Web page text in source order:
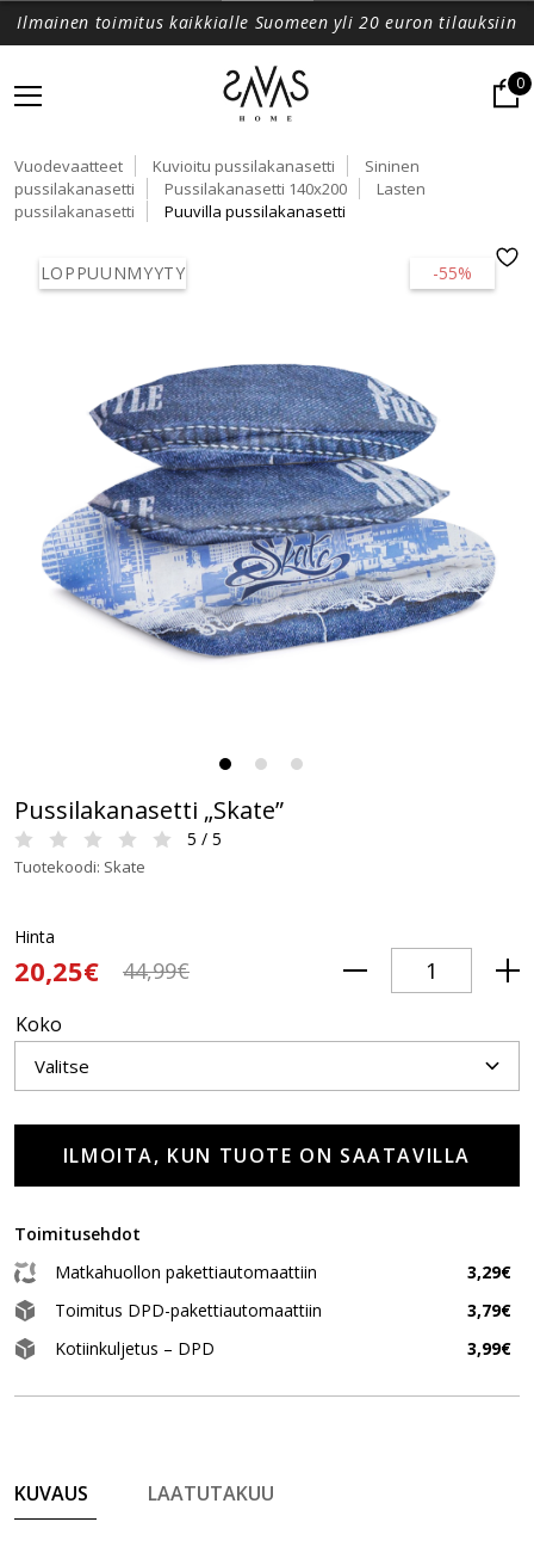
Ilmainen toimitus kaikkialle Suomeen yli 20 euron tilauksiin
0
Vuodevaatteet Kuvioitu pussilakanasetti
Sininen
pussilakanasetti
Pussilakanasetti 140x200
Lasten
pussilakanasetti
Puuvilla pussilakanasetti
-55%
LOPPUUNMYYTY
Pussilakanasetti „Skate”
5 / 5
Tuotekoodi: Skate
Hinta
20,25€ 44,99€
Koko
ILMOITA, KUN TUOTE ON SAATAVILLA
Toimitusehdot
Matkahuollon pakettiautomaattiin
3,29€
Toimitus DPD-pakettiautomaattiin
3,79€
Kotiinkuljetus – DPD
3,99€
KUVAUS LAATUTAKUU